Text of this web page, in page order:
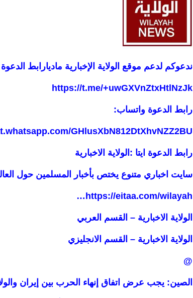
ندعوكم لدعم موقع الولاية الإخبارية ماديارابط
https://t.me/+uwGXVnZtxHtlNzJk
رابط الدعوة واتساب:
GHlusXbN812DtXhvNZZ2BU
رابط الدعوة ايتا :الولاية الاخبارية
سايت اخباري متنوع يختص بأخبار المسلمين حول
https://eitaa.com/wilayah
…
الولاية الاخبارية – القسم العربي
الولاية الاخبارية – القسم الانجليزي
@
الصين: يجب عرض اتفاق إنهاء الحرب بين إيران